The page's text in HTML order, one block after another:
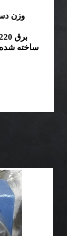
برق 220 ولت تکفاز و یا 380 ولت سه فاز